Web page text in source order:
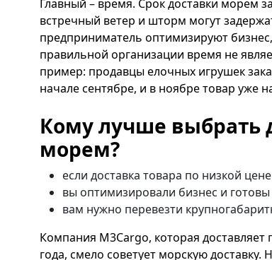
Главный – время. Срок доставки морем
встречный ветер и шторм могут
предприниматель оптимизируют
правильной организации время не
пример: продавцы елочных игрушек
начале сентябре, и в ноябре товар уже
Кому лучше выбрать
морем?
если доставка товара по низкой
вы оптимизировали бизнес и
вам нужно перевезти
Компания M3Cargo, которая
года, смело советует морскую